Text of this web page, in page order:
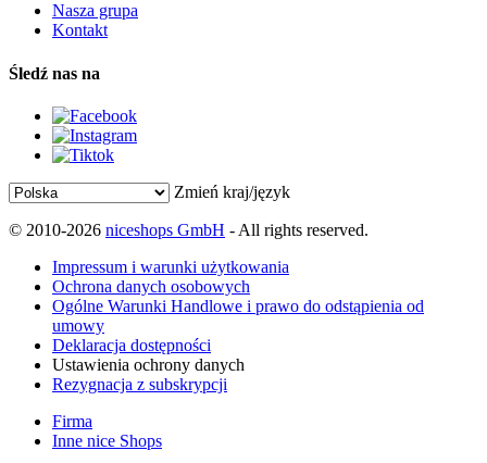
Nasza grupa
Kontakt
Śledź nas na
Zmień kraj/język
© 2010-2026 niceshops GmbH - All rights reserved.
Impressum i warunki użytkowania
Ochrona danych osobowych
Ogólne Warunki Handlowe i prawo do odstąpienia od
umowy
Deklaracja dostępności
Ustawienia ochrony danych
Rezygnacja z subskrypcji
Firma
Inne nice Shops